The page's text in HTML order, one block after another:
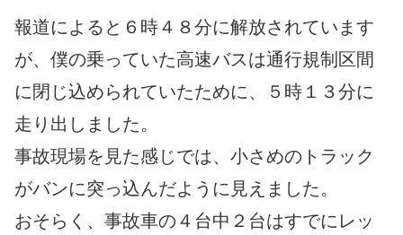
報道によると６時４８分に解放されています
が、僕の乗っていた高速バスは通行規制区間
に閉じ込められていたために、５時１３分に
走り出しました。
事故現場を見た感じでは、小さめのトラック
がバンに突っ込んだように見えました。
おそらく、事故車の４台中２台はすでにレッ